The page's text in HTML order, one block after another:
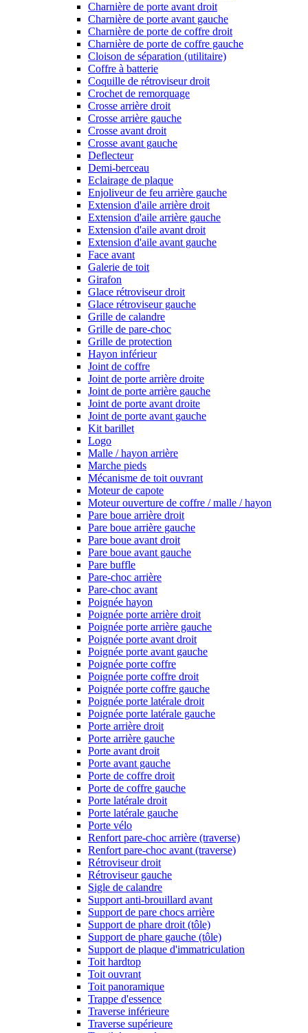
Charnière de porte avant droit
Charnière de porte avant gauche
Charnière de porte de coffre droit
Charnière de porte de coffre gauche
Cloison de séparation (utilitaire)
Coffre à batterie
Coquille de rétroviseur droit
Crochet de remorquage
Crosse arrière droit
Crosse arrière gauche
Crosse avant droit
Crosse avant gauche
Deflecteur
Demi-berceau
Eclairage de plaque
Enjoliveur de feu arrière gauche
Extension d'aile arrière droit
Extension d'aile arrière gauche
Extension d'aile avant droit
Extension d'aile avant gauche
Face avant
Galerie de toit
Girafon
Glace rétroviseur droit
Glace rétroviseur gauche
Grille de calandre
Grille de pare-choc
Grille de protection
Hayon inférieur
Joint de coffre
Joint de porte arrière droite
Joint de porte arrière gauche
Joint de porte avant droite
Joint de porte avant gauche
Kit barillet
Logo
Malle / hayon arrière
Marche pieds
Mécanisme de toit ouvrant
Moteur de capote
Moteur ouverture de coffre / malle / hayon
Pare boue arrière droit
Pare boue arrière gauche
Pare boue avant droit
Pare boue avant gauche
Pare buffle
Pare-choc arrière
Pare-choc avant
Poignée hayon
Poignée porte arrière droit
Poignée porte arrière gauche
Poignée porte avant droit
Poignée porte avant gauche
Poignée porte coffre
Poignée porte coffre droit
Poignée porte coffre gauche
Poignée porte latérale droit
Poignée porte latérale gauche
Porte arrière droit
Porte arrière gauche
Porte avant droit
Porte avant gauche
Porte de coffre droit
Porte de coffre gauche
Porte latérale droit
Porte latérale gauche
Porte vélo
Renfort pare-choc arrière (traverse)
Renfort pare-choc avant (traverse)
Rétroviseur droit
Rétroviseur gauche
Sigle de calandre
Support anti-brouillard avant
Support de pare chocs arrière
Support de phare droit (tôle)
Support de phare gauche (tôle)
Support de plaque d'immatriculation
Toit hardtop
Toit ouvrant
Toit panoramique
Trappe d'essence
Traverse inférieure
Traverse supérieure